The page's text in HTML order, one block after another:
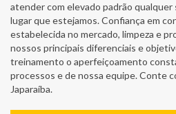
atender com elevado padrão
lugar que estejamos. Confiança em
estabelecida no mercado, limpeza e
nossos principais diferenciais e
treinamento o aperfeiçoamento
processos e de nossa equipe. Conte
Japaraíba.